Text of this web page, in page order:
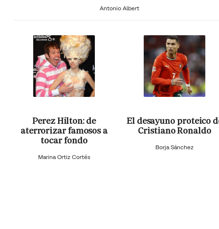
Antonio Albert
Perez Hilton: de
aterrorizar famosos a
tocar fondo
Marina Ortiz Cortés
El desayuno proteico
Cristiano Ronaldo
Borja Sánchez